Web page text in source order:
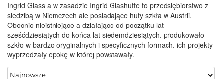
Ingrid Glass a w zasadzie Ingrid Glashutte to przedsiębiorstwo z
siedzibą w Niemczech ale posiadające huty szkła w Austrii.
Obecnie nieistniejące a działające od początku lat
sześćdziesiątych do końca lat siedemdziesiątych. produkowało
szkło w bardzo oryginalnych i specyficznych formach. ich projekty
wyprzedzały epokę w której powstawały.